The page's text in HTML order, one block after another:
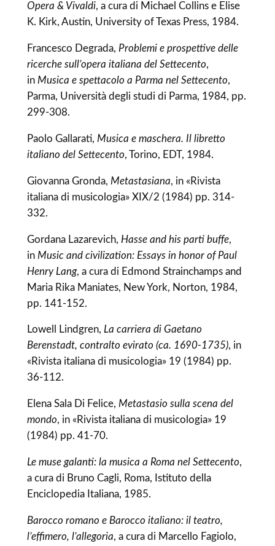
Opera & Vivaldi, a cura di Michael Collins e Elise
K. Kirk, Austin, University of Texas Press, 1984.
Francesco Degrada, Problemi e prospettive delle
ricerche sull’opera italiana del Settecento,
in Musica e spettacolo a Parma nel Settecento,
Parma, Università degli studi di Parma, 1984, pp.
299-308.
Paolo Gallarati, Musica e maschera. Il libretto
italiano del Settecento, Torino, EDT, 1984.
Giovanna Gronda, Metastasiana, in «Rivista
italiana di musicologia» XIX/2 (1984) pp. 314-
332.
Gordana Lazarevich, Hasse and his parti buffe,
in Music and civilization: Essays in honor of Paul
Henry Lang, a cura di Edmond Strainchamps and
Maria Rika Maniates, New York, Norton, 1984,
pp. 141-152.
Lowell Lindgren, La carriera di Gaetano
Berenstadt, contralto evirato (ca. 1690-1735), in
«Rivista italiana di musicologia» 19 (1984) pp.
36-112.
Elena Sala Di Felice, Metastasio sulla scena del
mondo, in «Rivista italiana di musicologia» 19
(1984) pp. 41-70.
Le muse galanti: la musica a Roma nel Settecento,
a cura di Bruno Cagli, Roma, Istituto della
Enciclopedia Italiana, 1985.
Barocco romano e Barocco italiano: il teatro,
l’effimero, l’allegoria, a cura di Marcello Fagiolo,